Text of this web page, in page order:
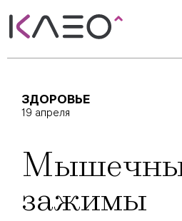
ЗДОРОВЬЕ
19 апреля
зажимы